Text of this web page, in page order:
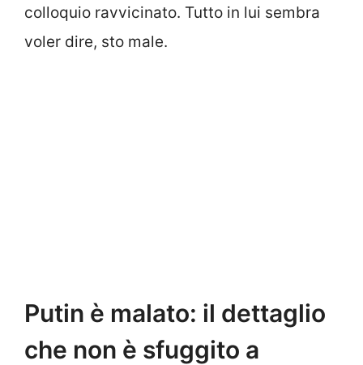
colloquio ravvicinato. Tutto in lui sembra
voler dire, sto male.
Putin è malato: il dettaglio
che non è sfuggito a